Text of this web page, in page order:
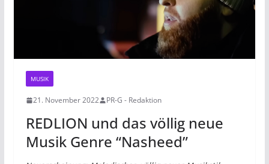
MUSIK
21. November 2022 PR-G - Redaktion
REDLION und das völlig neue
Musik Genre “Nasheed”